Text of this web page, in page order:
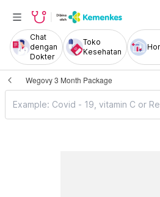
Chat
dengan
Dokter
Toko
Kesehatan
Wegovy 3 Month Package